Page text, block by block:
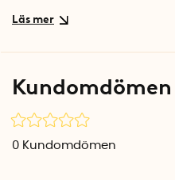
Lådinsatsen ingår i en serie
dina lådor och behov.
Specifikationer
Material: Paulowniaträ
Kundomdömen
0 Kundomdömen